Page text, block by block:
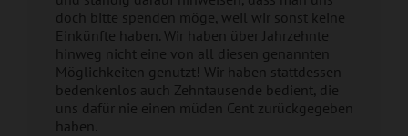
doch bitte spenden möge, weil wir sonst keine
Einkünfte haben. Wir haben über Jahrzehnte
hinweg nicht eine von all diesen genannten
Möglichkeiten genutzt! Wir haben stattdessen
bedenkenlos auch Zehntausende bedient, die
uns dafür nie einen müden Cent zurückgegeben
haben.